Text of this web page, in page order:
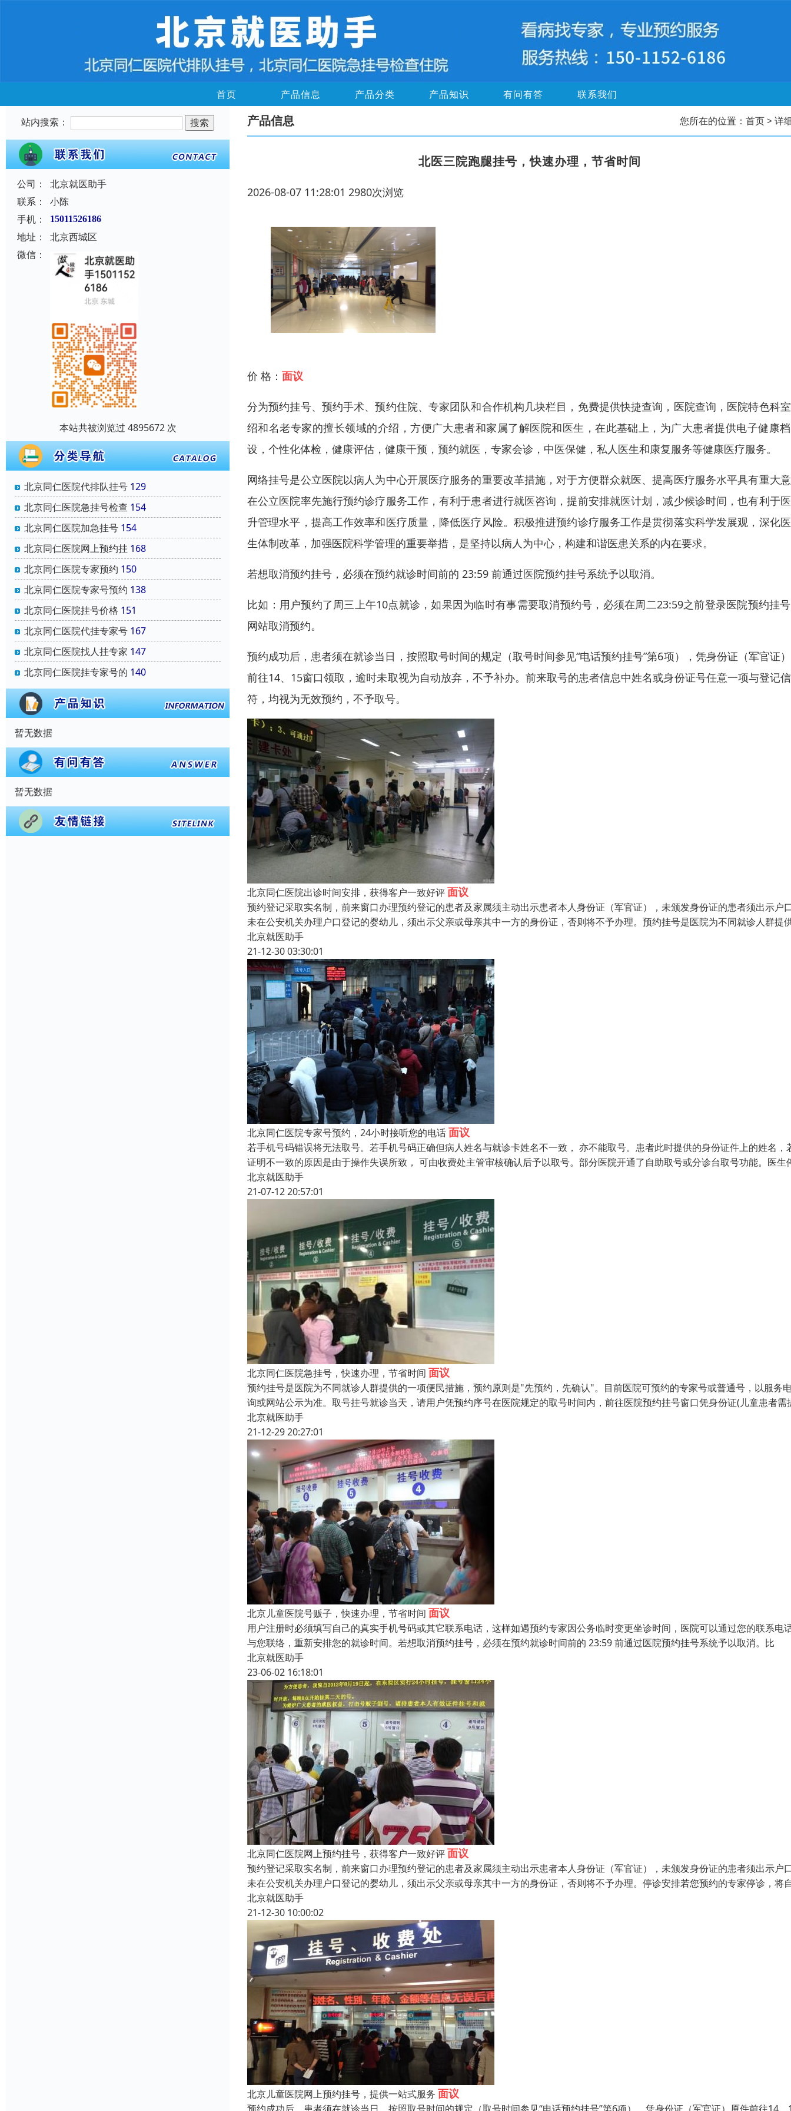
首页 产品信息 产品分类 产品知识 有问有答 联系我们
站内搜索：
公司：
北京就医助手
联系：
小陈
手机：
15011526186
地址：
北京西城区
微信：
本站共被浏览过 4895672 次
北京同仁医院代排队挂号 129
北京同仁医院急挂号检查 154
北京同仁医院加急挂号 154
北京同仁医院网上预约挂 168
北京同仁医院专家预约 150
北京同仁医院专家号预约 138
北京同仁医院挂号价格 151
北京同仁医院代挂专家号 167
北京同仁医院找人挂专家 147
北京同仁医院挂专家号的 140
暂无数据
暂无数据
产品信息 您所在的位置： 首页> 详
北医三院跑腿挂号，快速办理，节省时间
2026-08-07 11:28:01 2980次浏览
价 格： 面议
分为预约挂号、预约手术、预约住院、专家团队和合作机构几块栏目，免费提供快捷查询，医院查询，医院特色科
绍和名老专家的擅长领域的介绍，方便广大患者和家属了解医院和医生，在此基础上，为广大患者提供电子健康
设，个性化体检，健康评估，健康干预，预约就医，专家会诊，中医保健，私人医生和康复服务等健康医疗服务。
网络挂号是公立医院以病人为中心开展医疗服务的重要改革措施，对于方便群众就医、提高医疗服务水平具有重大
在公立医院率先施行预约诊疗服务工作，有利于患者进行就医咨询，提前安排就医计划，减少候诊时间，也有利于
升管理水平，提高工作效率和医疗质量，降低医疗风险。积极推进预约诊疗服务工作是贯彻落实科学发展观，深化
生体制改革，加强医院科学管理的重要举措，是坚持以病人为中心，构建和谐医患关系的内在要求。
若想取消预约挂号，必须在预约就诊时间前的 23:59 前通过医院预约挂号系统予以取消。
比如：用户预约了周三上午10点就诊，如果因为临时有事需要取消预约号，必须在周二23:59之前登录医院预约挂
网站取消预约。
预约成功后，患者须在就诊当日，按照取号时间的规定（取号时间参见“电话预约挂号”第6项），凭身份证（军官证
前往14、15窗口领取，逾时未取视为自动放弃，不予补办。前来取号的患者信息中姓名或身份证号任意一项与登记
符，均视为无效预约，不予取号。
北京同仁医院出诊时间安排，获得客户一致好评面议
预约登记采取实名制，前来窗口办理预约登记的患者及家属须主动出示患者本人身份证（军官证），未颁发身份证的患者须出示户
未在公安机关办理户口登记的婴幼儿，须出示父亲或母亲其中一方的身份证，否则将不予办理。预约挂号是医院为不同就诊人群提
北京就医助手
21-12-30 03:30:01
北京同仁医院专家号预约，24小时接听您的电话面议
若手机号码错误将无法取号。若手机号码正确但病人姓名与就诊卡姓名不一致， 亦不能取号。患者此时提供的身份证件上的姓名，
证明不一致的原因是由于操作失误所致， 可由收费处主管审核确认后予以取号。部分医院开通了自助取号或分诊台取号功能。医生
北京就医助手
21-07-12 20:57:01
北京同仁医院急挂号，快速办理，节省时间 面议
预约挂号是医院为不同就诊人群提供的一项便民措施，预约原则是"先预约，先确认"。目前医院可预约的专家号或普通号，以服务
询或网站公示为准。取号挂号就诊当天，请用户凭预约序号在医院规定的取号时间内，前往医院预约挂号窗口凭身份证(儿童患者需
北京就医助手
21-12-29 20:27:01
北京儿童医院号贩子，快速办理，节省时间 面议
用户注册时必须填写自己的真实手机号码或其它联系电话，这样如遇预约专家因公务临时变更坐诊时间，医院可以通过您的联系电
与您联络，重新安排您的就诊时间。若想取消预约挂号，必须在预约就诊时间前的 23:59 前通过医院预约挂号系统予以取消。比
北京就医助手
23-06-02 16:18:01
北京同仁医院网上预约挂号，获得客户一致好评面议
预约登记采取实名制，前来窗口办理预约登记的患者及家属须主动出示患者本人身份证（军官证），未颁发身份证的患者须出示户
未在公安机关办理户口登记的婴幼儿，须出示父亲或母亲其中一方的身份证，否则将不予办理。停诊安排若您预约的专家停诊，将
北京就医助手
21-12-30 10:00:02
北京儿童医院网上预约挂号，提供一站式服务 面议